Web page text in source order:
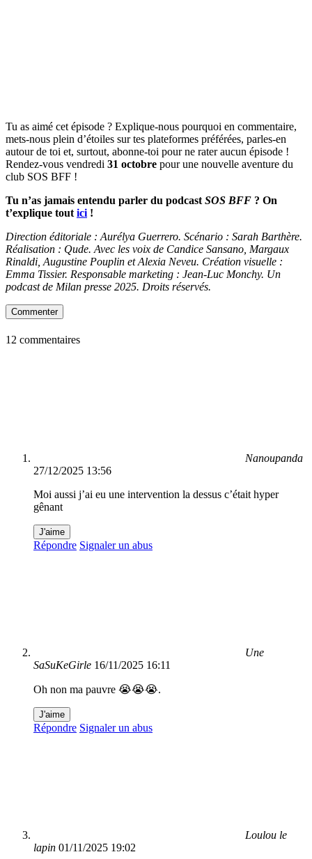
Tu as aimé cet épisode ? Explique-nous pourquoi en commentaire,
mets-nous plein d’étoiles sur tes plateformes préférées, parles-en
autour de toi et, surtout, abonne-toi pour ne rater aucun épisode !
Rendez-vous vendredi 31 octobre pour une nouvelle aventure du
club SOS BFF !
Tu n’as jamais entendu parler du podcast SOS BFF ? On
t’explique tout ici !
Direction éditoriale : Aurélya Guerrero. Scénario : Sarah Barthère.
Réalisation : Qude. Avec les voix de Candice Sansano, Margaux
Rinaldi, Augustine Pouplin et Alexia Neveu. Création visuelle :
Emma Tissier. Responsable marketing : Jean-Luc Monchy. Un
podcast de Milan presse 2025. Droits réservés.
Commenter
12 commentaires
Nanoupanda
27/12/2025 13:56
Moi aussi j’ai eu une intervention la dessus c’était hyper
gênant
J'aime
Répondre Signaler un abus
Une
SaSuKeGirle 16/11/2025 16:11
Oh non ma pauvre 😭😭😭.
J'aime
Répondre Signaler un abus
Loulou le
lapin 01/11/2025 19:02